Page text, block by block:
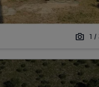
1 /